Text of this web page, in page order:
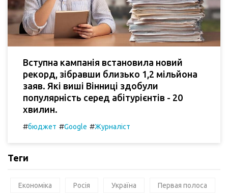
Вступна кампанія встановила новий
рекорд, зібравши близько 1,2 мільйона
заяв. Які виші Вінниці здобули
популярність серед абітурієнтів - 20
хвилин.
#бюджет #Google #Журналіст
Теги
Економіка Росія Україна Первая полоса